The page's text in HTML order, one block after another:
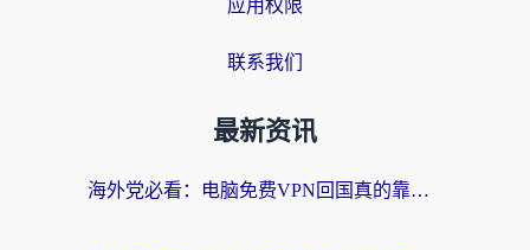
应用权限
联系我们
最新资讯
海外党必看：电脑免费VPN回国真的靠谱吗？附实测对比与最优方案指南